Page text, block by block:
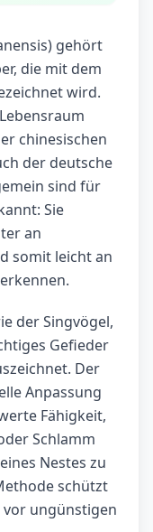
gehört
die mit dem
wird.
chinesischen
der deutsche
sind für
Sie
an
somit leicht an
der Singvögel,
Gefieder
Der
Anpassung
Fähigkeit,
Schlamm
Nestes zu
schützt
vor ungünstigen